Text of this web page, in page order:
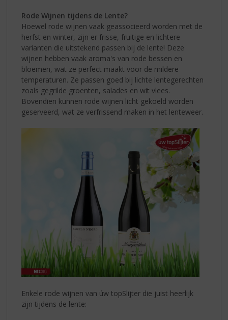
Rode Wijnen tijdens de Lente?
Hoewel rode wijnen vaak geassocieerd worden met de
herfst en winter, zijn er frisse, fruitige en lichtere
varianten die uitstekend passen bij de lente! Deze
wijnen hebben vaak aroma's van rode bessen en
bloemen, wat ze perfect maakt voor de mildere
temperaturen. Ze passen goed bij lichte lentegerechten
zoals gegrilde groenten, salades en wit vlees.
Bovendien kunnen rode wijnen licht gekoeld worden
geserveerd, wat ze verfrissend maken in het lenteweer.
Enkele rode wijnen van úw topSlijter die juist heerlijk
zijn tijdens de lente: